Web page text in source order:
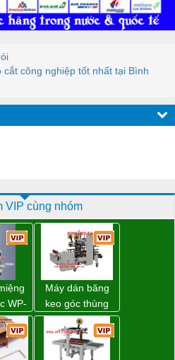
công nghiệp tốt nhất tại Bình
VIP cùng nhóm
WP-
tốt
Máy dán băng
keo góc thùng
carton giá tốt
Đồng Nai